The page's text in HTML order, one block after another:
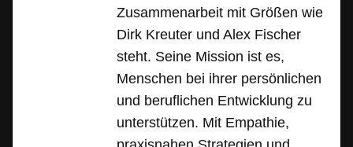
Zusammenarbeit mit Größen wie
Dirk Kreuter und Alex Fischer
steht. Seine Mission ist es,
Menschen bei ihrer persönlichen
und beruflichen Entwicklung zu
unterstützen. Mit Empathie,